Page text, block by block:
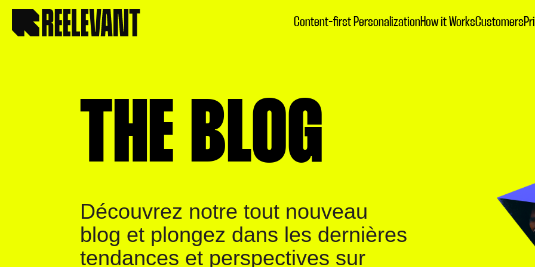
Content-first PersonalizationHow it WorksCustomers
THE BLOG
Découvrez notre tout nouveau
blog et plongez dans les dernières
tendances et perspectives sur